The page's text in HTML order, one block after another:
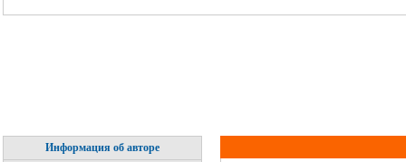
Информация об авторе